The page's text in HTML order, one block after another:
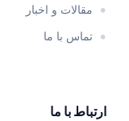
مقالات و اخبار
تماس با ما
ارتباط با ما